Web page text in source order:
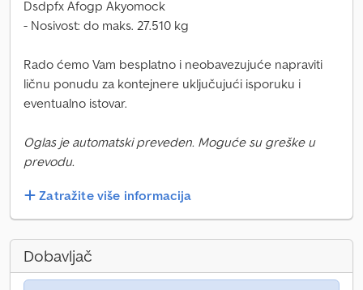
Dsdpfx Afogp Akyomock
- Nosivost: do maks. 27.510 kg
Rado ćemo Vam besplatno i neobavezujuće napraviti
ličnu ponudu za kontejnere uključujući isporuku i
eventualno istovar.
Oglas je automatski preveden. Moguće su greške u
prevodu.
Zatražite više informacija
Dobavljač